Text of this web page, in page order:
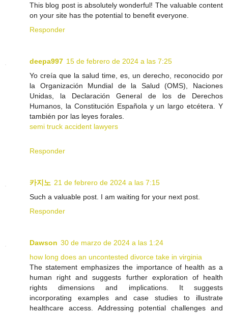
This blog post is absolutely wonderful! The valuable content
on your site has the potential to benefit everyone.
Responder
deepa997 15 de febrero de 2024 a las 7:25
Yo creía que la salud time, es, un derecho, reconocido por
la Organización Mundial de la Salud (OMS), Naciones
Unidas, la Declaración General de los de Derechos
Humanos, la Constitución Española y un largo etcétera. Y
también por las leyes forales.
semi truck accident lawyers
Responder
카지노 21 de febrero de 2024 a las 7:15
Such a valuable post. I am waiting for your next post.
Responder
Dawson 30 de marzo de 2024 a las 1:24
how long does an uncontested divorce take in virginia
The statement emphasizes the importance of health as a
human right and suggests further exploration of health
rights dimensions and implications. It suggests
incorporating examples and case studies to illustrate
healthcare access. Addressing potential challenges and